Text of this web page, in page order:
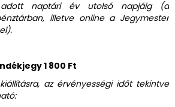
naptári év utolsó napjáig (a
illetve online a Jegymester
1 800 Ft
az érvényességi időt tekintve